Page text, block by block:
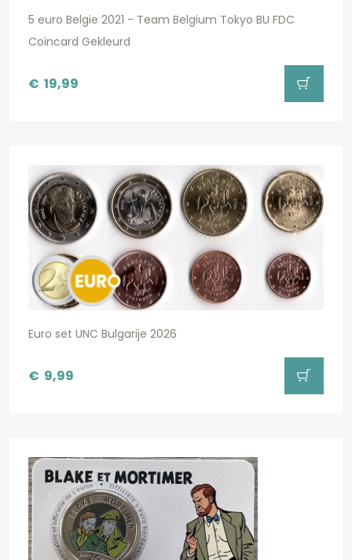
5 euro Belgie 2021 - Team Belgium Tokyo BU FDC
Coincard Gekleurd
€ 19,99
Euro set UNC Bulgarije 2026
€ 9,99